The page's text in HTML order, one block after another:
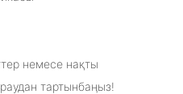
немесе нақты
тартынбаңыз!